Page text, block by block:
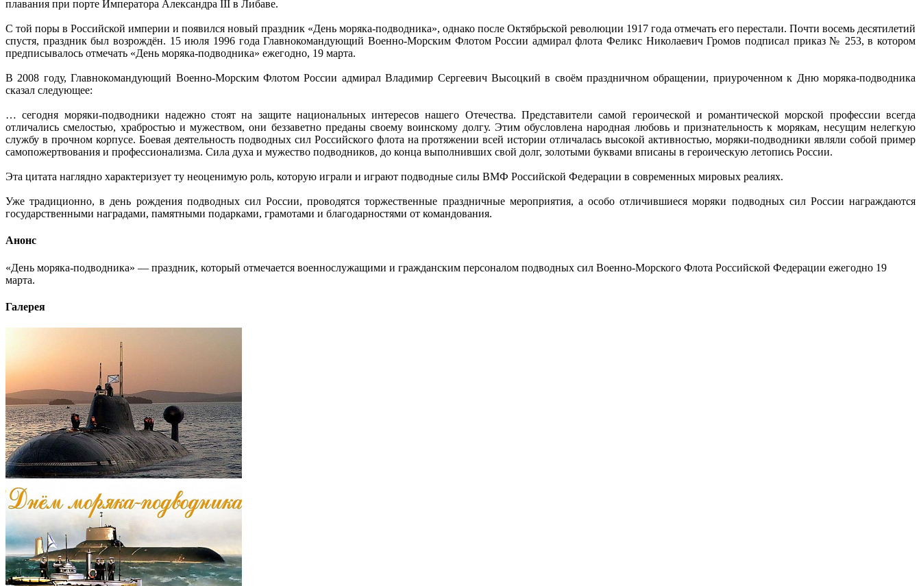
плавания при порте Императора Александра III в Либаве.
С той поры в Российской империи и появился новый праздник «День моряка-подводника», однако после Октябрьской революции 1917 года отмечать его перестали. Почти восемь десятилетий
спустя, праздник был возрождён. 15 июля 1996 года Главнокомандующий Военно-Морским Флотом России адмирал флота Феликс Николаевич Громов подписал приказ № 253, в котором
предписывалось отмечать «День моряка-подводника» ежегодно, 19 марта.
В 2008 году, Главнокомандующий Военно-Морским Флотом России адмирал Владимир Сергеевич Высоцкий в своём праздничном обращении, приуроченном к Дню моряка-подводника
сказал следующее:
… сегодня моряки-подводники надежно стоят на защите национальных интересов нашего Отечества. Представители самой героической и романтической морской профессии всегда
отличались смелостью, храбростью и мужеством, они беззаветно преданы своему воинскому долгу. Этим обусловлена народная любовь и признательность к морякам, несущим нелегкую
службу в прочном корпусе. Боевая деятельность подводных сил Российского флота на протяжении всей истории отличалась высокой активностью, моряки-подводники являли собой пример
самопожертвования и профессионализма. Сила духа и мужество подводников, до конца выполнивших свой долг, золотыми буквами вписаны в героическую летопись России.
Эта цитата наглядно характеризует ту неоценимую роль, которую играли и играют подводные силы ВМФ Российской Федерации в современных мировых реалиях.
Уже традиционно, в день рождения подводных сил России, проводятся торжественные праздничные мероприятия, а особо отличившиеся моряки подводных сил России награждаются
государственными наградами, памятными подарками, грамотами и благодарностями от командования.
Анонс
«День моряка-подводника» — праздник, который отмечается военнослужащими и гражданским персоналом подводных сил Военно-Морского Флота Российской Федерации ежегодно 19
марта.
Галерея